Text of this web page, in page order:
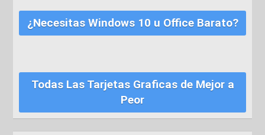
¿Necesitas Windows 10 u Office Barato?
Todas Las Tarjetas Graficas de Mejor a
Peor